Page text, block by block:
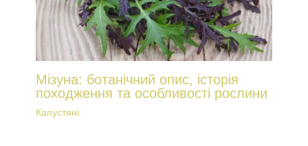
Мізуна: ботанічний опис, історія
походження та особливості рослини
Капустяні